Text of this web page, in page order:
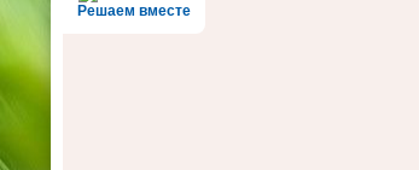
Решаем вместе